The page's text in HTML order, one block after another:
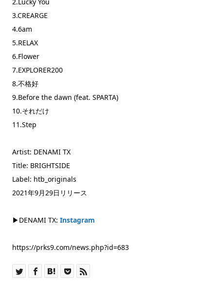
3.CREARGE
4.6am
5.RELAX
6.Flower
7.EXPLORER200
8.不格好
9.Before the dawn (feat. SPARTA)
10.それだけ
11.Step
Artist: DENAMI TX
Title: BRIGHTSIDE
Label: htb_originals
2021年9月29日リリース
▶DENAMI TX: Instagram
https://prks9.com/news.php?id=683